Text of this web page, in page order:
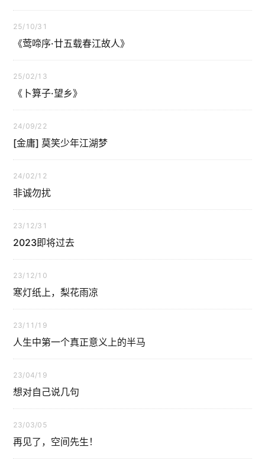
25/10/31
《莺啼序·廿五载春江故人》
25/02/13
《卜算子·望乡》
24/09/22
[金庸] 莫笑少年江湖梦
24/02/12
非诚勿扰
23/12/31
2023即将过去
23/12/10
寒灯纸上，梨花雨凉
23/11/19
人生中第一个真正意义上的半马
23/04/19
想对自己说几句
23/03/05
再见了，空间先生！